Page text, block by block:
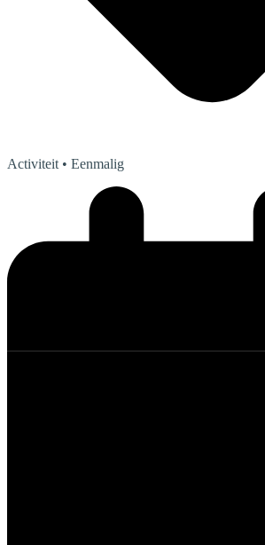
Activiteit • Eenmalig